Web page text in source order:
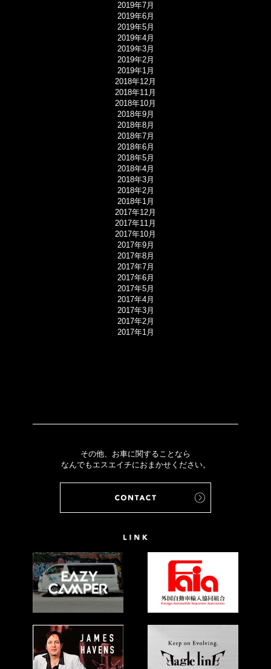
2019年7月
2019年6月
2019年5月
2019年4月
2019年3月
2019年2月
2019年1月
2018年12月
2018年11月
2018年10月
2018年9月
2018年8月
2018年7月
2018年6月
2018年5月
2018年4月
2018年3月
2018年2月
2018年1月
2017年12月
2017年11月
2017年10月
2017年9月
2017年8月
2017年7月
2017年6月
2017年5月
2017年4月
2017年3月
2017年2月
2017年1月
その他、お車に関することなら
なんでもエスエイチにおまかせください。